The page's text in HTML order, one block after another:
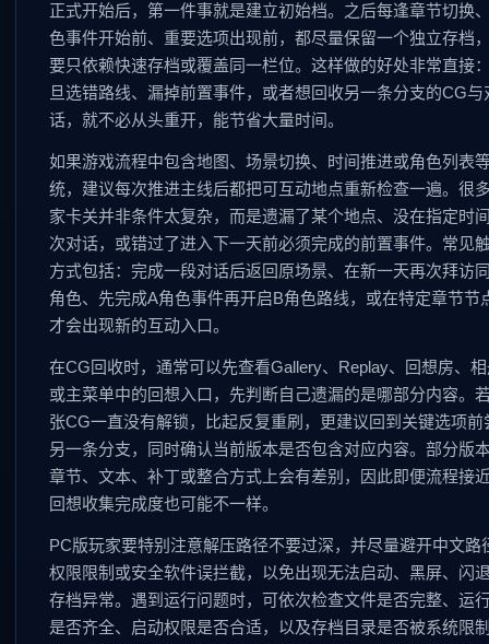
正式开始后，第一件事就是建立初始档。之后每逢章节切换
色事件开始前、重要选项出现前，都尽量保留一个独立存档
要只依赖快速存档或覆盖同一栏位。这样做的好处非常直接
旦选错路线、漏掉前置事件，或者想回收另一条分支的CG与
话，就不必从头重开，能节省大量时间。
如果游戏流程中包含地图、场景切换、时间推进或角色列表
统，建议每次推进主线后都把可互动地点重新检查一遍。很
家卡关并非条件太复杂，而是遗漏了某个地点、没在指定时
次对话，或错过了进入下一天前必须完成的前置事件。常见
方式包括：完成一段对话后返回原场景、在新一天再次拜访
角色、先完成A角色事件再开启B角色路线，或在特定章节节
才会出现新的互动入口。
在CG回收时，通常可以先查看Gallery、Replay、回想房、
或主菜单中的回想入口，先判断自己遗漏的是哪部分内容。
张CG一直没有解锁，比起反复重刷，更建议回到关键选项前
另一条分支，同时确认当前版本是否包含对应内容。部分版
章节、文本、补丁或整合方式上会有差别，因此即便流程接
回想收集完成度也可能不一样。
PC版玩家要特别注意解压路径不要过深，并尽量避开中文路
权限限制或安全软件误拦截，以免出现无法启动、黑屏、闪
存档异常。遇到运行问题时，可依次检查文件是否完整、运
是否齐全、启动权限是否合适，以及存档目录是否被系统限